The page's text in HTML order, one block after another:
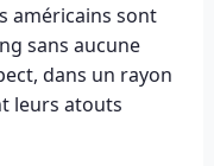
américains sont
sans aucune
dans un rayon
leurs atouts